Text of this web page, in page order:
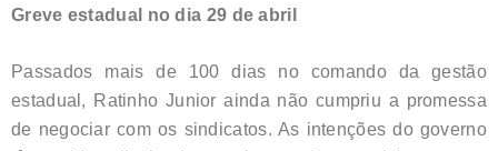
Greve estadual no dia 29 de abril
Passados mais de 100 dias no comando da gestão
estadual, Ratinho Junior ainda não cumpriu a promessa
de negociar com os sindicatos. As intenções do governo